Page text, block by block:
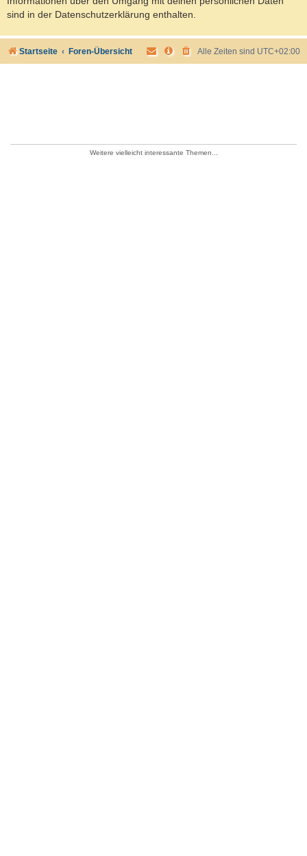
sind in der Datenschutzerklärung enthalten.
Startseite Foren-Übersicht Alle Zeiten sind UTC+02:00
Weitere vielleicht interessante Themen...